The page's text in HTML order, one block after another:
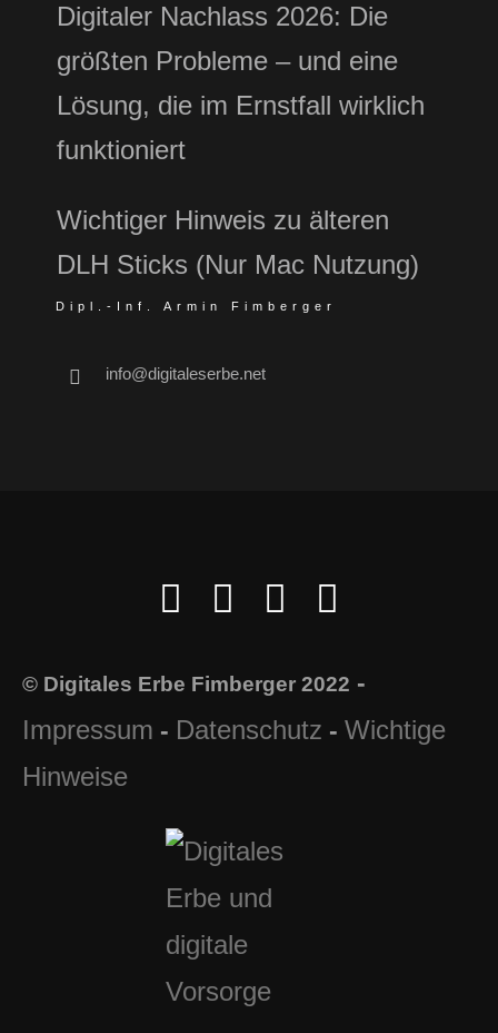
Digitaler Nachlass 2026: Die
größten Probleme – und eine
Lösung, die im Ernstfall wirklich
funktioniert
Wichtiger Hinweis zu älteren
DLH Sticks (Nur Mac Nutzung)
Dipl.-Inf. Armin Fimberger
info@digitaleserbe.net
© Digitales Erbe Fimberger 2022 -
Impressum - Datenschutz - Wichtige
Hinweise